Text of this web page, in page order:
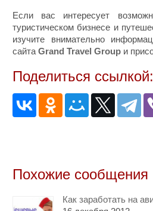
Если вас интересует
туристическом бизнесе и
изучите внимательно
сайтаGrand Travel Group и
Поделиться ссылкой:
Похожие сообщения
Как заработать на